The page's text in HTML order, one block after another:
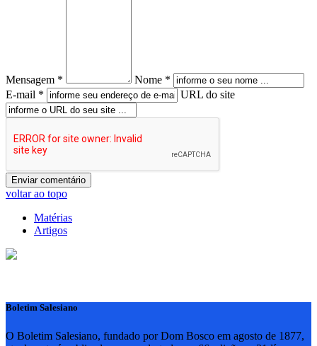
Mensagem *
Nome *
E-mail *
URL do site
voltar ao topo
Matérias
Artigos
Boletim Salesiano
O Boletim Salesiano, fundado por Dom Bosco em agosto de 1877,